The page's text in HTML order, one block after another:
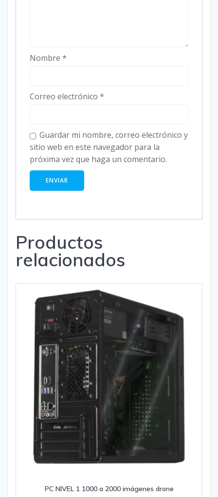
Nombre *
Correo electrónico *
Guardar mi nombre, correo electrónico y
sitio web en este navegador para la
próxima vez que haga un comentario.
Productos
relacionados
PC NIVEL 1 1000 a 2000 imágenes drone